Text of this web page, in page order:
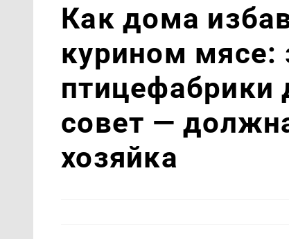
Как дома
курином мясе:
птицефабрики
совет —
хозяйка